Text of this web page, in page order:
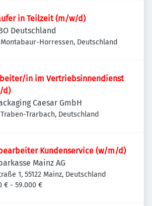
in Teilzeit (m/w/d)
Deutschland
Montabaur-Horressen, Deutschland
in im Vertriebsinnendienst
d)
Caesar GmbH
Traben-Trarbach, Deutschland
Kundenservice (w/m/d)
Mainz AG
1, 55122 Mainz, Deutschland
€ - 59.000 €